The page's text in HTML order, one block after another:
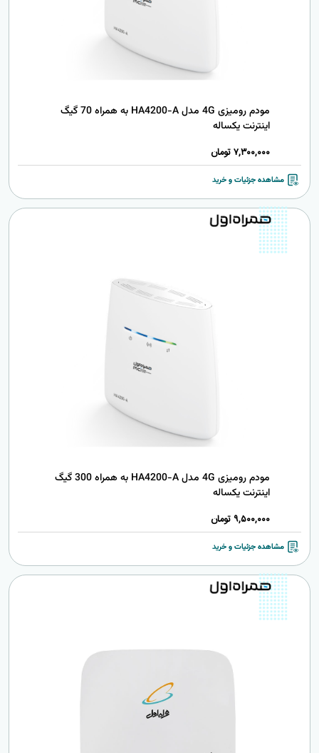
مودم رومیزی 4G مدل HA4200-A به همراه 70 گیگ
اینترنت یکساله
7,300,000 تومان
مشاهده جزئیات و خرید
مودم رومیزی 4G مدل HA4200-A به همراه 300 گیگ
اینترنت یکساله
9,500,000 تومان
مشاهده جزئیات و خرید